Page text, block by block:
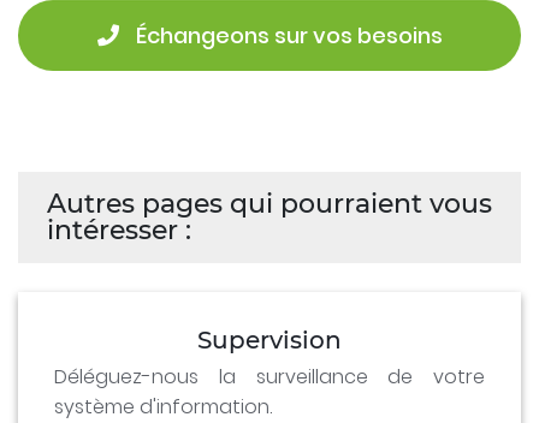
Échangeons sur vos besoins
Autres pages qui pourraient vous
intéresser :
Supervision
Déléguez-nous la surveillance de votre
système d'information.